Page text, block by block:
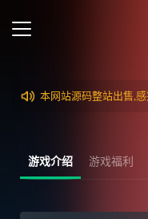
本网站源码整站出售,
游戏介绍 游戏福利